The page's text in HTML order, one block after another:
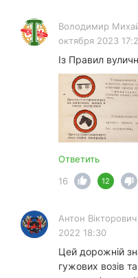
Володимир
октября 2023
Із Правил
Ответить
16
12
Антон Вікторович
2022 18:30
Цей дорожній
гужових возів